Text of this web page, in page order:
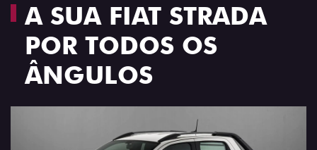
A SUA FIAT STRADA
POR TODOS OS
ÂNGULOS